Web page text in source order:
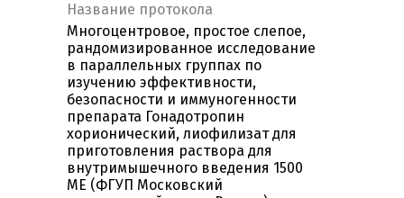
Название протокола
Многоцентровое, простое слепое,
рандомизированное исследование
в параллельных группах по
изучению эффективности,
безопасности и иммуногенности
препарата Гонадотропин
хорионический, лиофилизат для
приготовления раствора для
внутримышечного введения 1500
МЕ (ФГУП Московский